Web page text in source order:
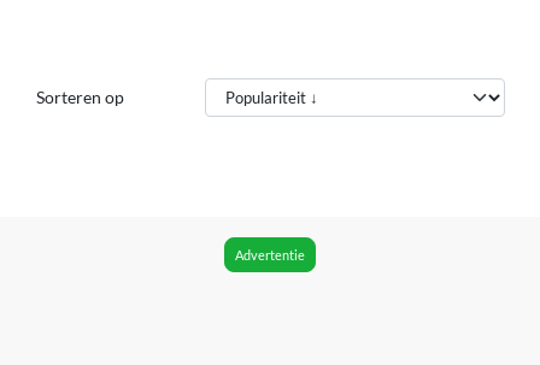
Sorteren op
Advertentie